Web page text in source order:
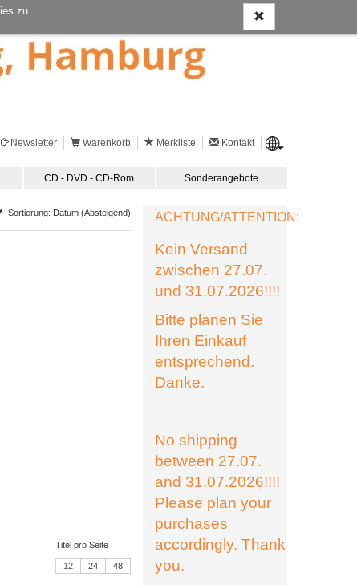
zu.
Newsletter Warenkorb Merkliste Kontakt
CD - DVD - CD-Rom Sonderangebote
Sortierung: Datum (Absteigend)
Titel pro Seite
12 24 48
ACHTUNG/ATTENTION:
Kein Versand
zwischen 27.07.
und 31.07.2026!!!!
Bitte planen Sie
Ihren Einkauf
entsprechend.
Danke.
No shipping
between 27.07.
and 31.07.2026!!!!
Please plan your
purchases
accordingly. Thank
you.